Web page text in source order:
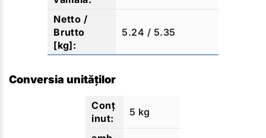
5.24 / 5.35
Conversia unităților
5 kg